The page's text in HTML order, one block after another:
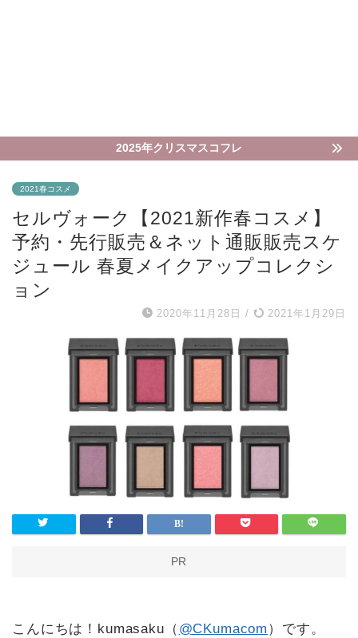
2025年クリスマスコフレ
2021春コスメ
セルヴォーク【2021新作春コスメ】
予約・先行販売＆ネット通販販売スケ
ジュール 春夏メイクアップコレクシ
ョン
2020年11月28日 / 2021年1月29日
PR
こんにちは！kumasaku（ @CKumacom ）です。